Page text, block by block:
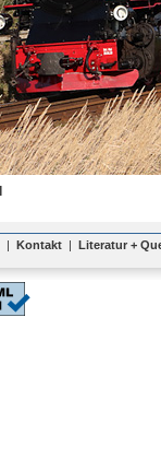
| Kontakt | Literatur +